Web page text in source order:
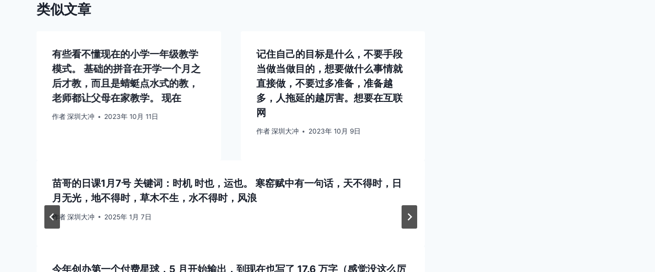
类似文章
有些看不懂现在的小学一年级教学
模式。 基础的拼音在开学一个月之
后才教，而且是蜻蜓点水式的教，
老师都让父母在家教学。 现在
作者深圳大冲 2023年 10月 11日
记住自己的目标是什么，不要手段
当做当做目的，想要做什么事情就
直接做，不要过多准备，准备越
多，人拖延的越厉害。想要在互联
网
作者 深圳大冲 2023年 10月 9日
苗哥的日课1月7号 关键词：时机 时也，运也。 寒窑赋中有一句话，天不得时，日
月无光，地不得时，草木不生，水不得时，风浪
作者深圳大冲 2025年 1月 7日
今年创办第一个付费星球，5 月开始输出，到现在也写了 17.6 万字（感觉没这么厉